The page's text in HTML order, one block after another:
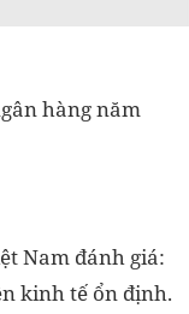
hàng năm
Nam đánh giá:
kinh tế ổn định.